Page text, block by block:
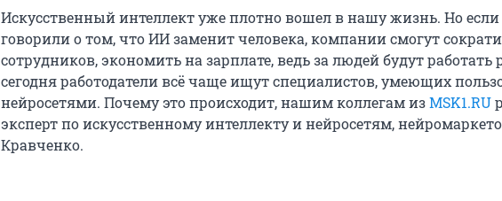
Искусственный интеллект уже плотно вошел в нашу жизнь. Но
говорили о том, что ИИ заменит человека, компании смогут
сотрудников, экономить на зарплате, ведь за людей будут работать
сегодня работодатели всё чаще ищут специалистов, умеющих
нейросетями. Почему это происходит, нашим коллегам изMSK1.RU
эксперт по искусственному интеллекту и нейросетям,
Кравченко.